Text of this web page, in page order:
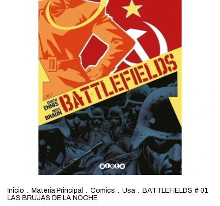
Inicio . Materia Principal . Comics . Usa . BATTLEFIELDS # 01
LAS BRUJAS DE LA NOCHE